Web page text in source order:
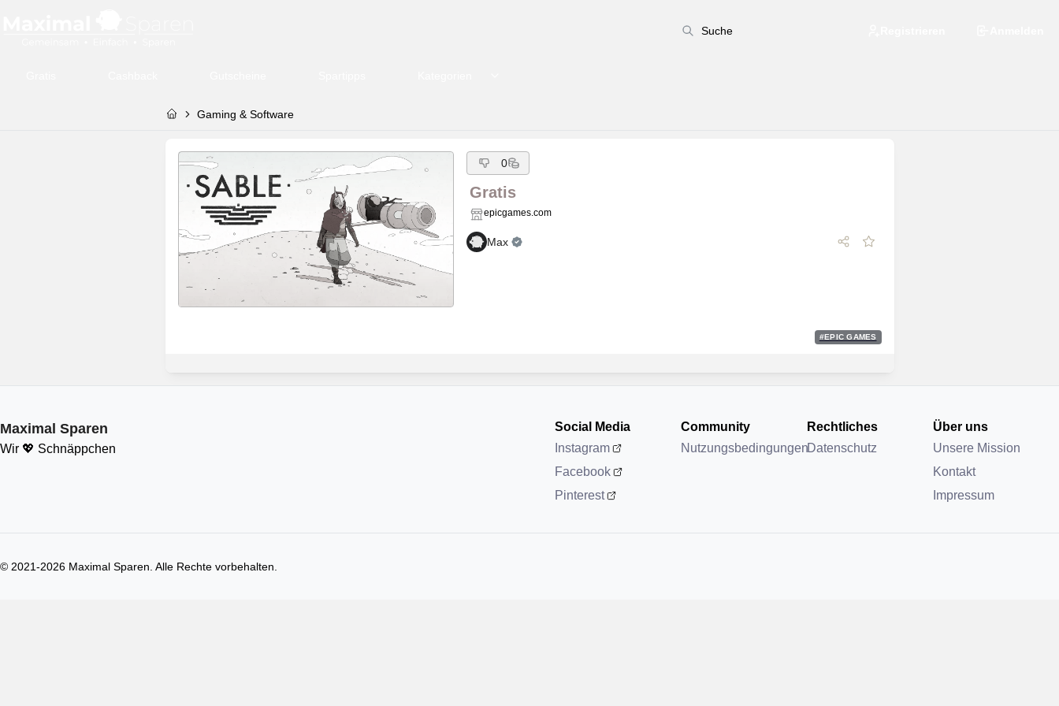
Gaming & Software
0
Gratis
epicgames.com
Max
#EPIC GAMES
Maximal Sparen
Wir 💖 Schnäppchen
Social Media
Instagram
Facebook
Pinterest
Community
Nutzungsbedingungen
Rechtliches
Datenschutz
Über uns
Unsere Mission
Kontakt
Impressum
© 2021-2026 Maximal Sparen. Alle Rechte vorbehalten.